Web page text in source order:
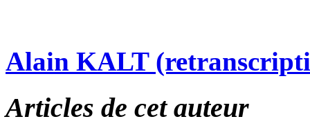
Alain KALT
Articles de cet auteur